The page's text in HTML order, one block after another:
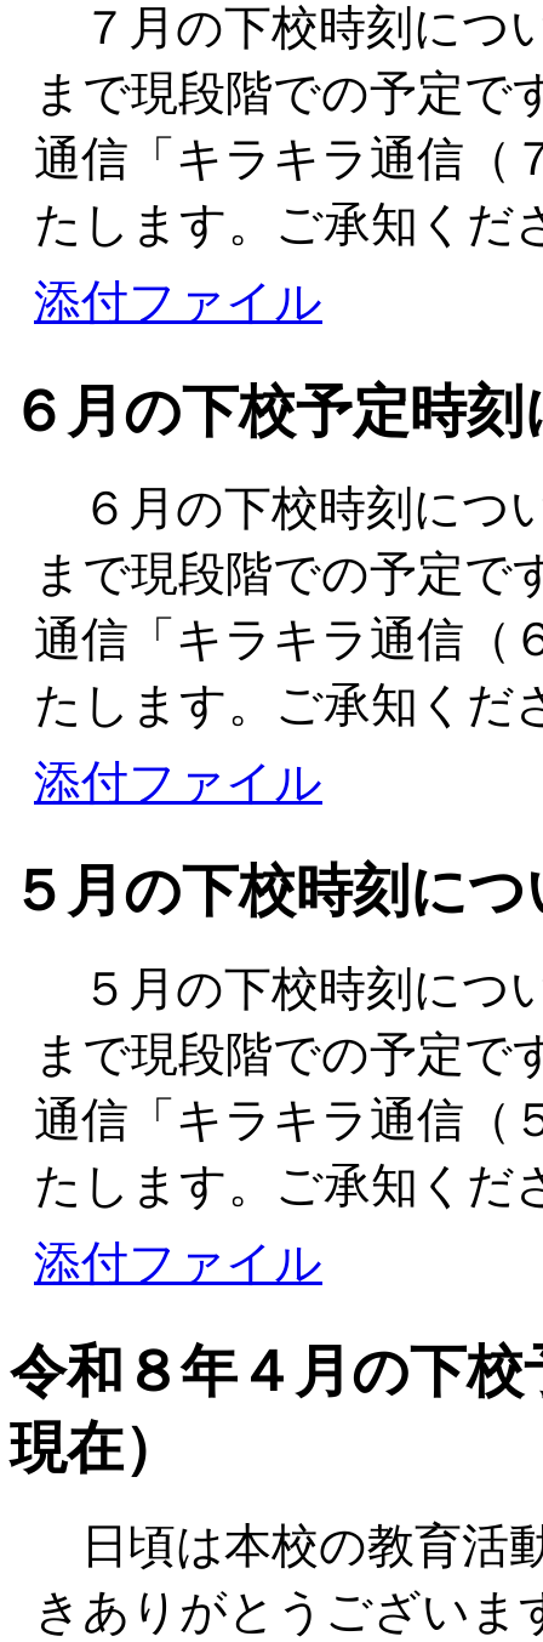
７月の下校時刻につ
まで現段階での予定で
通信「キラキラ通信（
たします。ご承知くだ
添付ファイル
６月の下校予定時
６月の下校時刻につ
まで現段階での予定で
通信「キラキラ通信（
たします。ご承知くだ
添付ファイル
５月の下校時刻に
５月の下校時刻につ
まで現段階での予定で
通信「キラキラ通信（
たします。ご承知くだ
添付ファイル
令和８年４月の下
現在）
日頃は本校の教育活
きありがとうございま